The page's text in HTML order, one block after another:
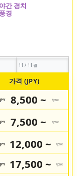
11 / 11월
가격 (JPY)
JPY 8,500 ~ /pax
JPY 7,500 ~ /pax
JPY 12,000 ~ /pax
JPY 17,500 ~ /pax